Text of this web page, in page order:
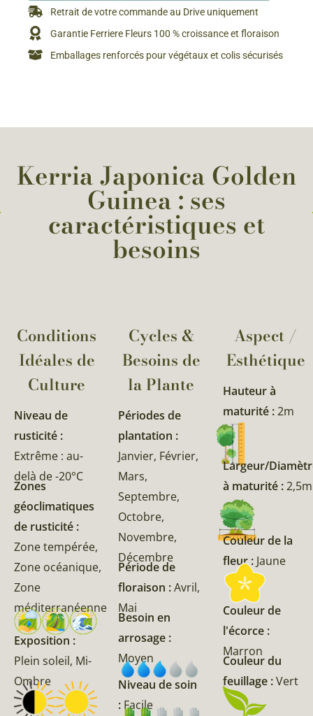
Retrait de votre commande au Drive uniquement
Garantie Ferriere Fleurs 100 % croissance et floraison
Emballages renforcés pour végétaux et colis sécurisés
Kerria Japonica Golden
Guinea : ses
caractéristiques et
besoins
Conditions
Idéales de
Culture
Niveau de
rusticité :
Extrême : au-
delà de -20°C
Zones
géoclimatiques
de rusticité :
Zone tempérée,
Zone océanique,
Zone
méditerranéenne
Exposition :
Plein soleil, Mi-
Ombre
Cycles &
Besoins de
la Plante​
Périodes de
plantation :
Janvier, Février,
Mars,
Septembre,
Octobre,
Novembre,
Décembre
Période de
floraison :Avril,
Mai
Besoin en
arrosage :
Moyen
Niveau de soin
: Facile
Aspect /
Esthétique
Hauteur à
maturité :2m
Largeur/
à maturité :2,5m
Couleur de la
fleur : Jaune
Couleur de
l'écorce :
Marron
Couleur du
feuillage :Vert